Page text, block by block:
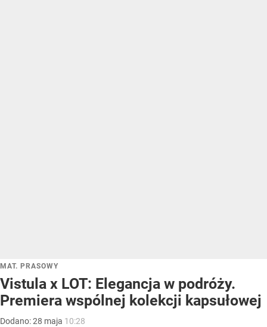
MAT. PRASOWY
Vistula x LOT: Elegancja w podróży.
Premiera wspólnej kolekcji kapsułowej
Dodano:28 maja 10:28